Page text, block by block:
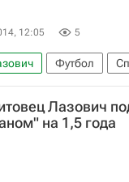
12:05 5
Футбол
2027 (Чемпионат
Лазович
на 1,5 года